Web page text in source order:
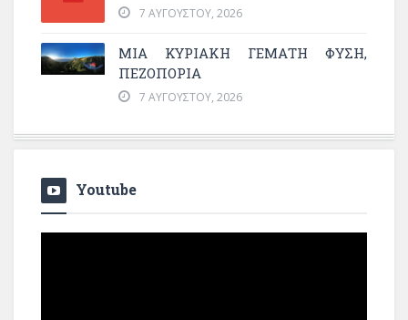
7 ΑΥΓΟΎΣΤΟΥ, 2026
ΜΙΑ ΚΥΡΙΑΚΉ ΓΕΜΆΤΗ ΦΎΣΗ,
ΠΕΖΟΠΟΡΊΑ
7 ΑΥΓΟΎΣΤΟΥ, 2026
Youtube